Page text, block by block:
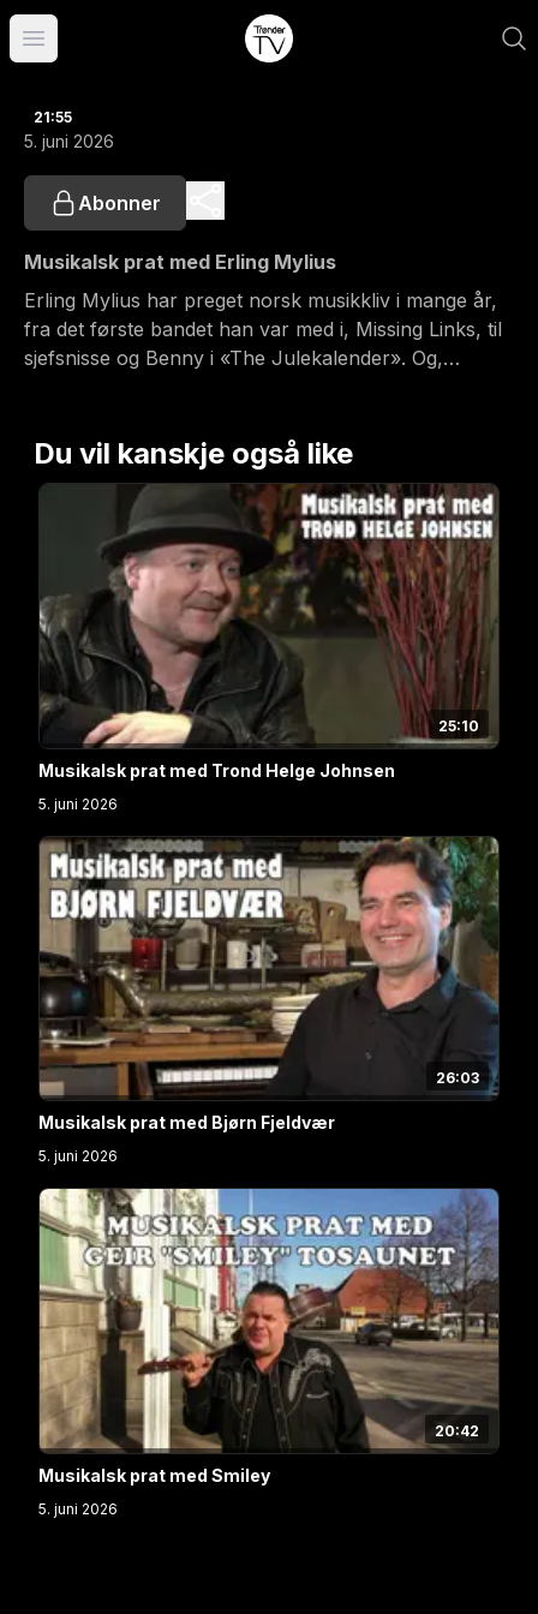
Åpne hovedmeny
21:55
5. juni 2026
Abonner
Musikalsk prat med Erling Mylius
Erling Mylius har preget norsk musikkliv i mange år,
fra det første bandet han var med i, Missing Links, til
sjefsnisse og Benny i «The Julekalender». Og,
jobbet som arkitekt og har mange bygg «på
Du vil kanskje også like
25:10
Musikalsk prat med Trond Helge Johnsen
5. juni 2026
26:03
Musikalsk prat med Bjørn Fjeldvær
5. juni 2026
20:42
Musikalsk prat med Smiley
5. juni 2026